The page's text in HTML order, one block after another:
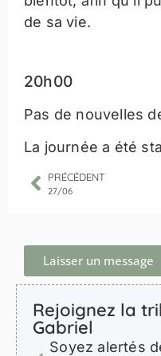
de sa vie.
20h00
Pas de nouvelles
La journée a été
PRÉCÉDENT
27/06
Laisser un message
Rejoignez la
Gabriel
Soyez alertés